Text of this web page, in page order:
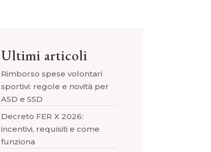
Ultimi articoli
Rimborso spese volontari
sportivi: regole e novità per
ASD e SSD
Decreto FER X 2026:
incentivi, requisiti e come
funziona